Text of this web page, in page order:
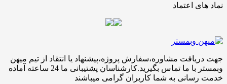
نماد های اعتماد
جهت دریافت مشاوره،سفارش پروژه،پیشنهاد یا انتقاد از تیم میهن
وبمستر با ما تماس بگیرید.کارشناسان پشتیبانی ما 24 ساعته آماده
خدمت رسانی به شما کاربران گرامی میباشند